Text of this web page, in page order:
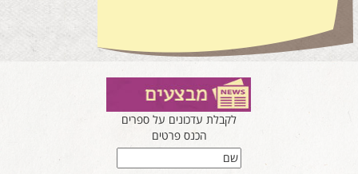
לקבלת עדכונים על ספרים
הכנס פרטים